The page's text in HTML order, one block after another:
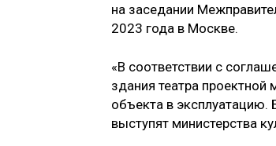
на заседании
2023 года в Москве.
«В соответствии с
здания театра
объекта в эксплуатацию.
выступят министерства